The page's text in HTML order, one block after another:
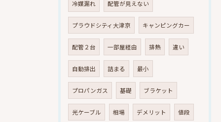
冷媒漏れ 配管が見えない
プラウドシティ大津京 キャンピングカー
配管２台 一部屋経由 排熱 違い
自動排出 詰まる 最小
プロパンガス 基礎 ブラケット
光ケーブル 相場 デメリット 値段